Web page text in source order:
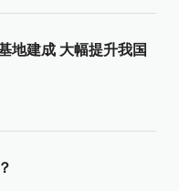
地建成 大幅提升我国